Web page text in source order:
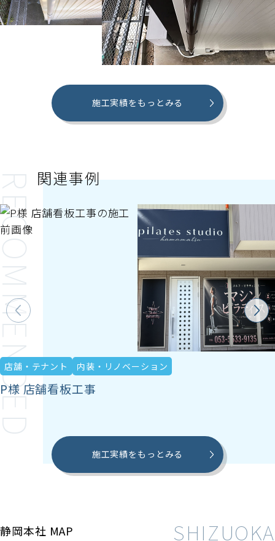
施工実績をもっとみる
関連事例
店舗・テナント 内装・リノベーション
P様 店舗看板工事
施工実績をもっとみる
静岡本社 MAP